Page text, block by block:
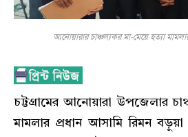
আনোয়ারার চাঞ্চল্যকর মা-মেয়ে হত্যা
চট্টগ্রামের আনোয়ারা উপজেলার
মামলার প্রধান আসামি রিমন